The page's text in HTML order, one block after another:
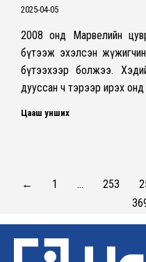
2025-04-05
2008 онд Марвелийн
бүтээж эхэлсэн
бүтээхээр болжээ.
дууссан ч тэрээр ирэх
Цааш унших
← 1 … 253